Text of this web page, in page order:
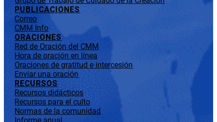
PUBLICACIONES
Correo
CMM Info
ORACIONES
Red de Oración del CMM
Hora de oración en línea
Oraciones de gratitud e intercesión
Enviar una oración
RECURSOS
Recursos didácticos
Recursos para el culto
Normas de la comunidad
Informe anual